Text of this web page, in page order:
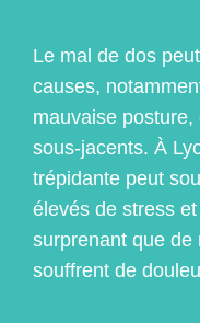
Le mal de dos
causes,
mauvaise
sous-jacents. À
trépidante peut
élevés de stress
surprenant que de
souffrent de